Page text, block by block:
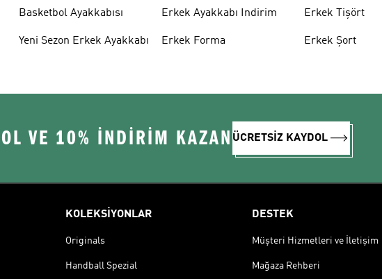
Basketbol Ayakkabısı
Yeni Sezon Erkek Ayakkabı
Erkek Ayakkabı Indirim
Erkek Forma
Erkek Tişört
Erkek Şort
VE 10% İNDİRİM KAZAN ÜCRETSİZ KAYDOL
KOLEKSİYONLAR
Originals
Handball Spezial
DESTEK
Müşteri Hizmetleri ve İletişim
Mağaza Rehberi